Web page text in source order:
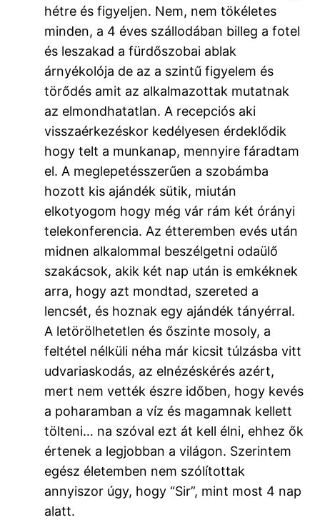
hétre és figyeljen. Nem, nem tökéletes
minden, a 4 éves szállodában billeg a fotel
és leszakad a fürdőszobai ablak
árnyékolója de az a szintű figyelem és
törődés amit az alkalmazottak mutatnak
az elmondhatatlan. A recepciós aki
visszaérkezéskor kedélyesen érdeklődik
hogy telt a munkanap, mennyire fáradtam
el. A meglepetésszerűen a szobámba
hozott kis ajándék sütik, miután
elkotyogom hogy még vár rám két órányi
telekonferencia. Az étteremben evés után
midnen alkalommal beszélgetni odaülő
szakácsok, akik két nap után is emkéknek
arra, hogy azt mondtad, szereted a
lencsét, és hoznak egy ajándék tányérral.
A letörölhetetlen és őszinte mosoly, a
feltétel nélküli néha már kicsit túlzásba vitt
udvariaskodás, az elnézéskérés azért,
mert nem vették észre időben, hogy kevés
a poharamban a víz és magamnak kellett
tölteni… na szóval ezt át kell élni, ehhez ők
értenek a legjobban a világon. Szerintem
egész életemben nem szólítottak
annyiszor úgy, hogy “Sir”, mint most 4 nap
alatt.